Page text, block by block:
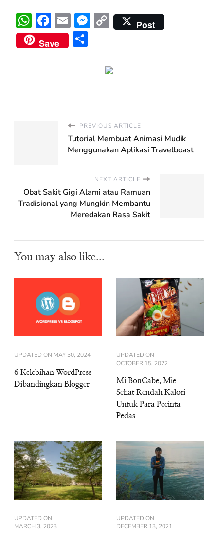
WhatsApp
Facebook
EmailMessenger
Copy
Link
Post
Save
PREVIOUS ARTICLE
Tutorial Membuat Animasi Mudik
Menggunakan Aplikasi Travelboast
NEXT ARTICLE
Obat Sakit Gigi Alami atau Ramuan
Tradisional yang Mungkin Membantu
Meredakan Rasa Sakit
You may also like...
UPDATED ON MAY 30, 2024
6 Kelebihan WordPress
Dibandingkan Blogger
UPDATED ON
OCTOBER 15, 2022
Mi BonCabe, Mie
Sehat Rendah Kalori
Untuk Para Pecinta
Pedas
UPDATED ON
MARCH 3, 2023
UPDATED ON
DECEMBER 13, 2021